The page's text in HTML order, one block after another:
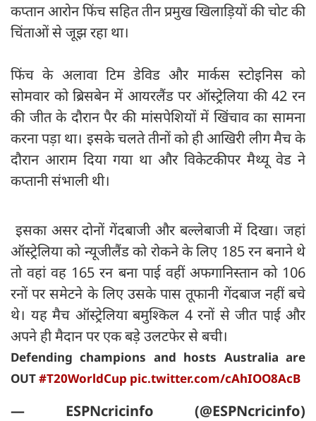
कप्तान आरोन फिंच सहित तीन प्रमुख खिलाड़ियों की चोट की
चिंताओं से जूझ रहा था।
फिंच के अलावा टिम डेविड और मार्कस स्टोइनिस को
सोमवार को ब्रिसबेन में आयरलैंड पर ऑस्ट्रेलिया की 42 रन
की जीत के दौरान पैर की मांसपेशियों में खिंचाव का सामना
करना पड़ा था। इसके चलते तीनों को ही आखिरी लीग मैच के
दौरान आराम दिया गया था और विकेटकीपर मैथ्यू वेड ने
कप्तानी संभाली थी।
इसका असर दोनों गेंदबाजी और बल्लेबाजी में दिखा। जहां
ऑस्ट्रेलिया को न्यूजीलैंड को रोकने के लिए 185 रन बनाने थे
तो वहां वह 165 रन बना पाई वहीं अफगानिस्तान को 106
रनों पर समेटने के लिए उसके पास तूफानी गेंदबाज नहीं बचे
थे। यह मैच ऑस्ट्रेलिया बमुश्किल 4 रनों से जीत पाई और
अपने ही मैदान पर एक बड़े उलटफेर से बची।
Defending champions and hosts Australia are
OUT#T20WorldCup pic.twitter.com/cAhIOO8AcB
— ESPNcricinfo (@ESPNcricinfo)